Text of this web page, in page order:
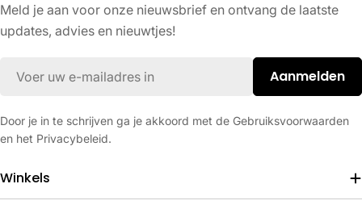
Meld je aan voor onze nieuwsbrief en ontvang de laatste
updates, advies en nieuwtjes!
Aanmelden
Door je in te schrijven ga je akkoord met de Gebruiksvoorwaarden
en het Privacybeleid.
Winkels